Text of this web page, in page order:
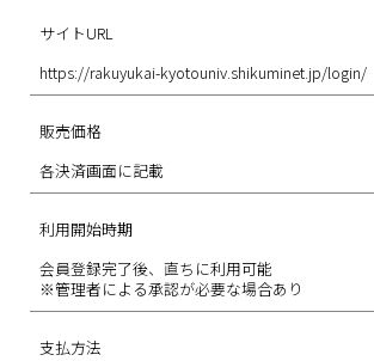
サイトURL
https://rakuyukai-kyotouniv.shikuminet.jp/login/
販売価格
各決済画面に記載
利用開始時期
会員登録完了後、直ちに利用可能
※管理者による承認が必要な場合あり
支払方法